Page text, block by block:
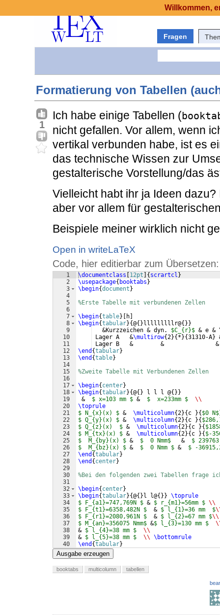
Fragen
Formatierung von Tabellen
1
Ich habe einige Tabellen (
nicht gefallen. Vor allem, wenn
vertikal verbunden habe, ist es
das technische Wissen zur
gestalterische Vorstellung/das
Vielleicht habt ihr ja Ideen
aber vor allem für
Beispiele meiner wirklich nicht
Open in writeLaTeX
Code, hier editierbar zum Übersetzen:
1
2
3
4
5
6
7
8
9
10
11
12
13
14
15
16
17
18
19
20
21
22
23
24
25
26
27
28
29
30
31
32
33
34
35
36
37
38
39
40
41
\documentclass 12pt { scrartcl }
\usepackage{ booktabs }
\begin{document }
%Erste Tabelle mit verbundenen Zellen
\begin{table} h
\begin{tabular}{@{ } lllllllllr@{ }}
   &Kurzzeichen & dyn.
$C_{r}$ & e &
Lager A   &\multirow{2}{ * }{31310-A}
Lager B   &        &
\end {tabular}
\end {table}
%Zweite Tabelle mit Verbundenen Zellen
\begin{ center}
\begin{tabular}{@{ } l l l @{ }}
& $ x=103 mm $ & $  x=233mm $
\\
\toprule
$ N_{x}(x) $ & \multicolumn{2}{ c }{ $0 N$
$ Q_{y}(x) $ & \multicolumn{2}{ c }{
$ Q_{z}(x)  $ & \multicolumn{2}{ c }{
$ M_{tx}(x) $ & \multicolumn{2}{ c }{ $-
$  M_{by}(x) $ & $  0 Nmm$
   &
$
$  M_{bz}(x) $ & $  0 Nmm $ & $ -
\end {tabular}
\end { center}
%Bei den folgenden zwei Tabellen frage
\begin{ center}
\begin{tabular}{@{ } l l@{ }} \toprule
$ F_{a1}=747,769N $ & $ r_{m1}=56mm $ \\
$ F_{t1}=6358,482N $
  &
$ l_{1}=36 mm  $
$ F_{r1}=2080,961N $
  &
$ l_{2}=67 mm $\\
$ M_{an}=356075 Nmm$ &$ l_{3}=130 mm $
& $ l_{4}=38 mm $
\\
& $ l_{5}=38 mm $ \\ \bottomrule
\end {tabular}
\end{center
Ausgabe erzeugen
booktabs multicolumn tabellen
Willkommen,